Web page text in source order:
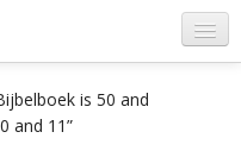
is 50 and
and 11”